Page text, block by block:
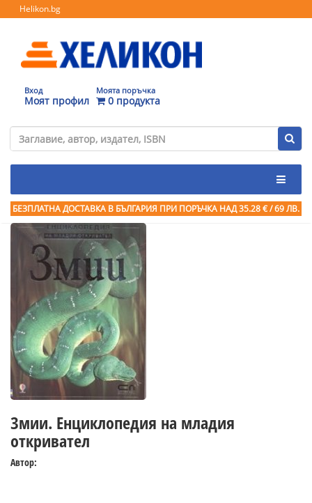
Helikon.bg
Вход
Моят профил
Моята поръчка
0 продукта
БЕЗПЛАТНА ДОСТАВКА В БЪЛГАРИЯ ПРИ ПОРЪЧКА НАД 35.28 € / 69 ЛВ.
Змии. Енциклопедия на младия
откривател
Автор: